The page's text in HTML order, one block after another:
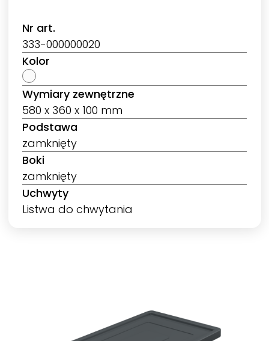
Nr art.
333-000000020
Kolor
Wymiary zewnętrzne
580 x 360 x 100 mm
Podstawa
zamknięty
Boki
zamknięty
Uchwyty
Listwa do chwytania